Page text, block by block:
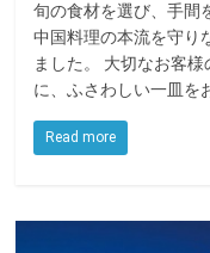
c
e
b
o
i
t
t
e
n
e
旬の食材を選び、手間
中国料理の本流を守り
ました。 大切なお客
に、ふさわしい一皿を
Read more